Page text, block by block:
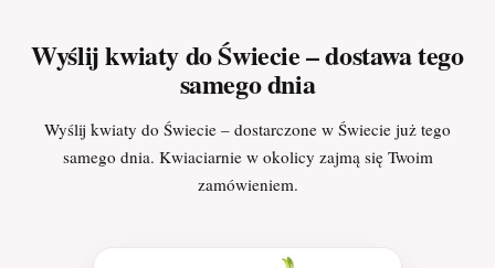
Wyślij kwiaty do Świecie – dostawa tego
samego dnia
Wyślij kwiaty do Świecie – dostarczone w Świecie już tego
samego dnia. Kwiaciarnie w okolicy zajmą się Twoim
zamówieniem.